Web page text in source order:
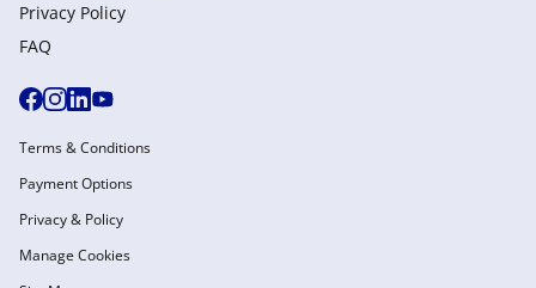
Privacy Policy
FAQ
Terms & Conditions
Payment Options
Privacy & Policy
Manage Cookies